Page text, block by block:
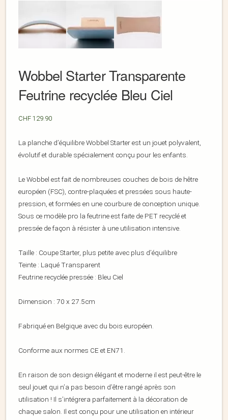
Wobbel Starter Transparente
Feutrine recyclée Bleu Ciel
CHF 129.90
La planche d’équilibre Wobbel Starter est un jouet polyvalent,
évolutif et durable spécialement conçu pour les enfants.
Le Wobbel est fait de nombreuses couches de bois de hêtre
européen (FSC), contre-plaquées et pressées sous haute-
pression, et formées en une courbure de conception unique.
Sous ce modèle pro la feutrine est faite de PET recyclé et
pressée de façon à résister à une utilisation intensive.
Taille : Coupe Starter, plus petite avec plus d’équilibre
Teinte : Laqué Transparent
Feutrine recyclée pressée : Bleu Ciel
Dimension : 70 x 27.5cm
Fabriqué en Belgique avec du bois européen.
Conforme aux normes CE et EN71.
En raison de son design élégant et moderne il est peut-être le
seul jouet qui n’a pas besoin d’être rangé après son
utilisation ! Il s’intégrera parfaitement à la décoration de
chaque salon. Il est conçu pour une utilisation en intérieur